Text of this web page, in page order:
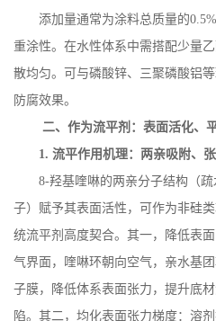
添加量通常为涂料总质量的
重涂性。在水性体系中需搭配少量
散均匀。可与磷酸锌、三聚磷酸铝
防腐效果。
二、作为流平剂：表面活化、
1.流平作用机理：两亲吸附、
8-羟基喹啉的两亲分子结构（
子）赋予其表面活性，可作为非硅
统流平剂高度契合。其一，降低表
气界面，喹啉环朝向空气，亲水基
子膜，降低体系表面张力，提升底
陷。其二，均化表面张力梯度：溶